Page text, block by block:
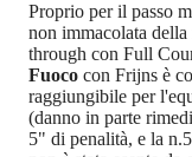
Proprio per il passo
non immacolata della
through con Full
Fuoco con Frijns è
raggiungibile per
(danno in parte
5" di penalità, e la